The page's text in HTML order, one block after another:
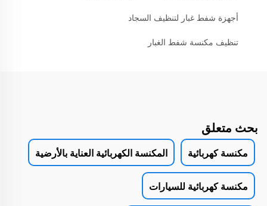
أجهزة شفط غبار لتنظيف السجاد
تنظيف مكنسة شفط الغبار
بحث متعلق
مكنسة كهربائية المكنسة الكهربائية العناية بالأرضية
مكنسة كهربائية للسيارات